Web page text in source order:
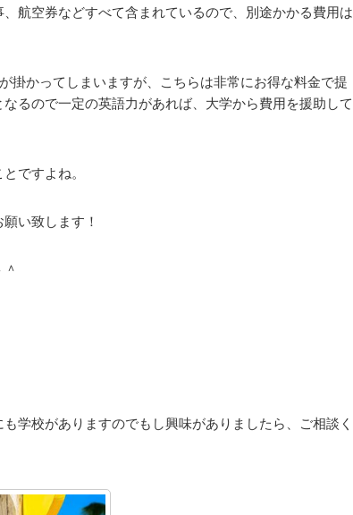
航空券などすべて含まれているので、別途かかる費用は
掛かってしまいますが、こちらは非常にお得な料金で提
るので一定の英語力があれば、大学から費用を援助して
ですよね。
い致します！
学校がありますのでもし興味がありましたら、ご相談く